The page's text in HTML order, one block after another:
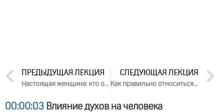
ПРЕДЫДУЩАЯ ЛЕКЦИЯ
Настоящая женщина: кто она (2019)
СЛЕДУЮЩАЯ ЛЕКЦИЯ
Как правильно относиться к себе. Лекция 1 (2019)
00:00:03 Влияние духов на человека